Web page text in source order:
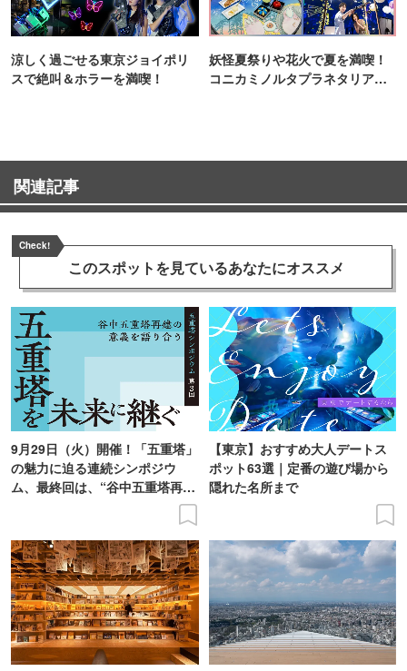
涼しく過ごせる東京ジョイポリ
スで絶叫＆ホラーを満喫！
妖怪夏祭りや花火で夏を満喫！
コニカミノルタプラネタリア
関連記事
Check!
このスポットを見ているあなたにオススメ
9月29日（火）開催！「五重塔」
の魅力に迫る連続シンポジウ
ム、最終回は、“谷中五重塔再建
【東京】おすすめ大人デートス
ポット63選｜定番の遊び場から
隠れた名所まで